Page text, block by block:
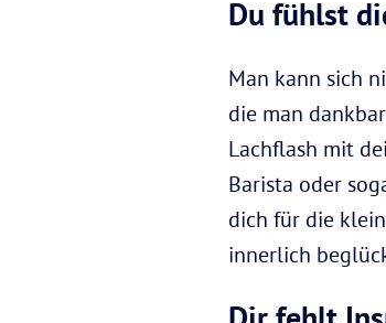
Du fühlst
Man kann sich
die man
Lachflash mit
Barista oder
dich für die
innerlich